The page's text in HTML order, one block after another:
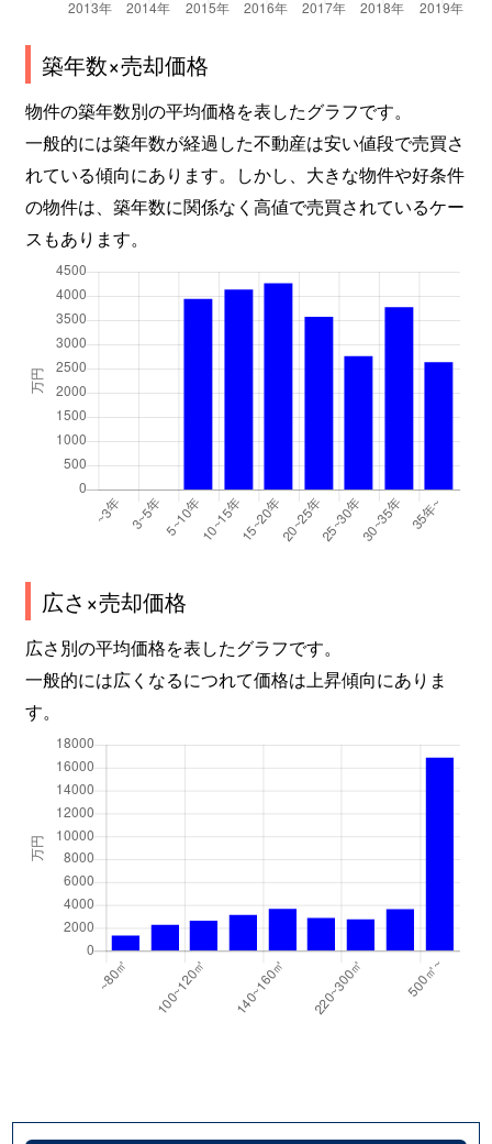
築年数×売却価格
物件の築年数別の平均価格を表したグラフです。
一般的には築年数が経過した不動産は安い値段で売買さ
れている傾向にあります。しかし、大きな物件や好条件
の物件は、築年数に関係なく高値で売買されているケー
スもあります。
広さ×売却価格
広さ別の平均価格を表したグラフです。
一般的には広くなるにつれて価格は上昇傾向にありま
す。